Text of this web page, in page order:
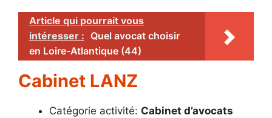
Article qui pourrait vous
intéresser : Quel avocat choisir
en Loire-Atlantique (44)
Cabinet LANZ
Catégorie activité: Cabinet d’avocats